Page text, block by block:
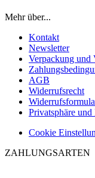
Mehr über...
Kontakt
Newsletter
Verpackung und
AGB
Widerrufsrecht
Privatsphäre und
Cookie
ZAHLUNGSARTEN